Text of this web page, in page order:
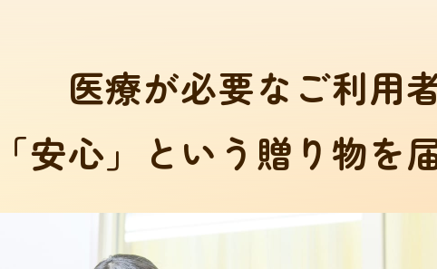
医療が必要なご利用
「安心」という贈り物を